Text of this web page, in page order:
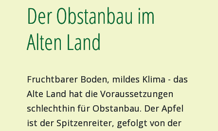
Der Obstanbau im
Alten Land
Fruchtbarer Boden, mildes Klima - das
Alte Land hat die Voraussetzungen
schlechthin für Obstanbau. Der Apfel
ist der Spitzenreiter, gefolgt von der